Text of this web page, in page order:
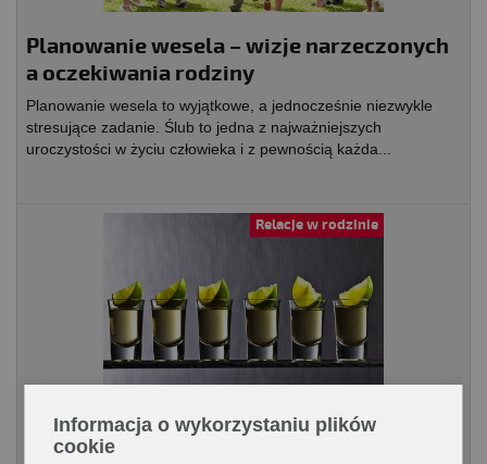
Planowanie wesela – wizje narzeczonych
a oczekiwania rodziny
Planowanie wesela to wyjątkowe, a jednocześnie niezwykle
stresujące zadanie. Ślub to jedna z najważniejszych
uroczystości w życiu człowieka i z pewnością każda...
Relacje w rodzinie
Czym jest nowoczesne pępkowe?
Moment narodzin dziecka to bardzo radosna chwila, którą
Informacja o wykorzystaniu plików
cookie